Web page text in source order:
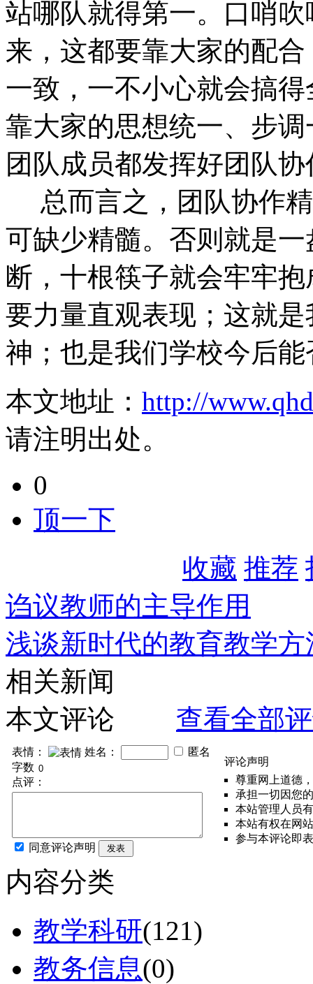
站哪队就得第一。口哨
来，这都要靠大家的配
一致，一不小心就会搞
靠大家的思想统一、步
团队成员都发挥好团队
总而言之，团队协作
可缺少精髓。否则就是
断，十根筷子就会牢牢
要力量直观表现；这就
神；也是我们学校今后
本文地址： http://
请注明出处。
0
顶一下
收藏 推荐
诌议教师的主导作用
浅谈新时代的教育教学方
相关新闻
本文评论
查看全部
表情： 姓名：
匿名
字数
点评：
同意评论声明 发表
评论声明
尊重网上道德
承担一切因您
本站管理人员
本站有权在网
参与本评论即
内容分类
教学科研(121)
教务信息(0)